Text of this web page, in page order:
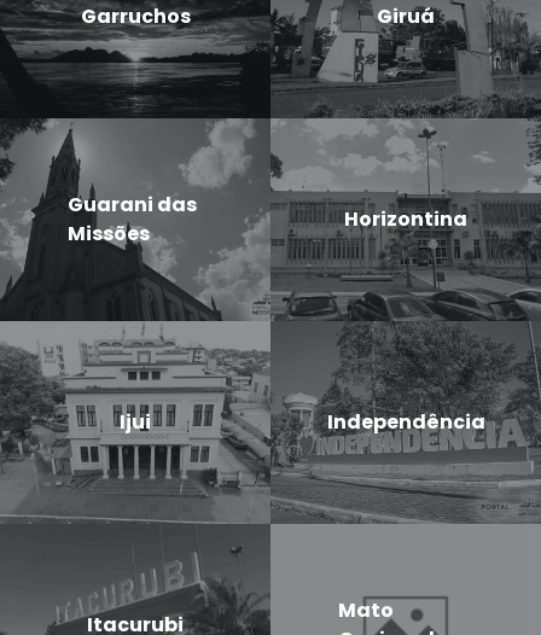
Garruchos Giruá
Guarani das
Missões
Horizontina
Ijui Independência
Itacurubi
Mato